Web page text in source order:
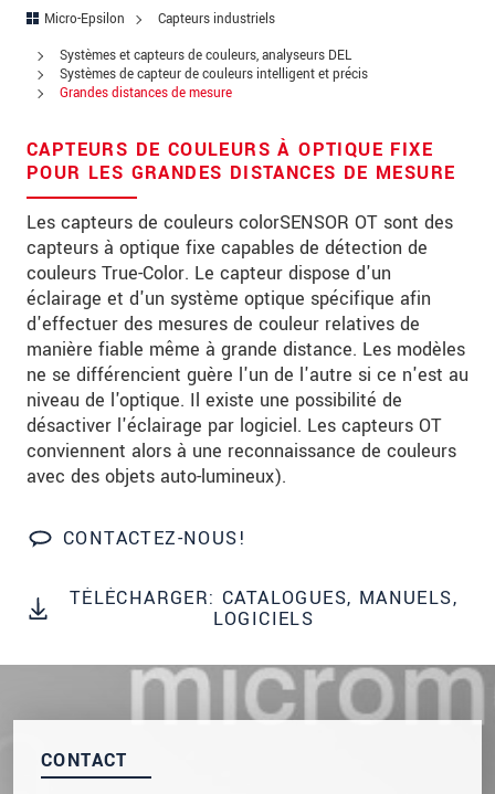
Micro-Epsilon
Capteurs industriels
Systèmes et capteurs de couleurs, analyseurs DEL
Systèmes de capteur de couleurs intelligent et précis
Grandes distances de mesure
CAPTEURS DE COULEURS À OPTIQUE FIXE
POUR LES GRANDES DISTANCES DE MESURE
Les capteurs de couleurs colorSENSOR OT sont des
capteurs à optique fixe capables de détection de
couleurs True-Color. Le capteur dispose d'un
éclairage et d'un système optique spécifique afin
d'effectuer des mesures de couleur relatives de
manière fiable même à grande distance. Les modèles
ne se différencient guère l'un de l'autre si ce n'est au
niveau de l'optique. Il existe une possibilité de
désactiver l'éclairage par logiciel. Les capteurs OT
conviennent alors à une reconnaissance de couleurs
avec des objets auto-lumineux).
CONTACTEZ-NOUS!
TÉLÉCHARGER: CATALOGUES, MANUELS,
LOGICIELS
CONTACT
Code postal
Ville*
Pays*
Téléphone
Email *
Message *
Veuillez me tenir informé des innovations
de produits par e-mail.
* Obligatoire
confidentielle. Veuillez lire notre
ENVOYER MESSAGE